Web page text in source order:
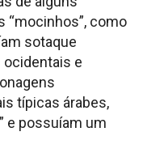
“mocinhos”, como
sotaque
e
típicas árabes,
e possuíam um